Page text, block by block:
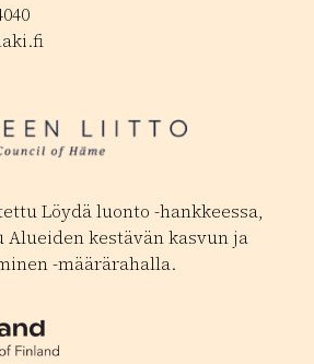
Löydä luonto -hankkeessa,
kestävän kasvun ja
-määrärahalla.